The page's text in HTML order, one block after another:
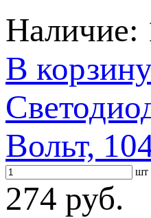
Наличие:
В
Вольт,
шт
274 руб.